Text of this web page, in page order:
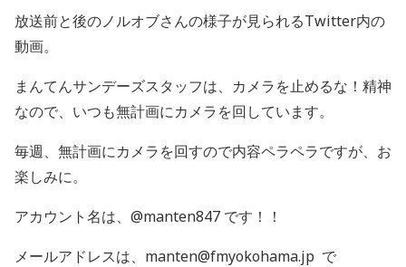
放送前と後のノルオブさんの様子が見られるTwitter内の
動画。
まんてんサンデーズスタッフは、カメラを止めるな！精神
なので、いつも無計画にカメラを回しています。
毎週、無計画にカメラを回すので内容ペラペラですが、お
楽しみに。
アカウント名は、@manten847 です！！
メールアドレスは、manten@fmyokohama.jp で